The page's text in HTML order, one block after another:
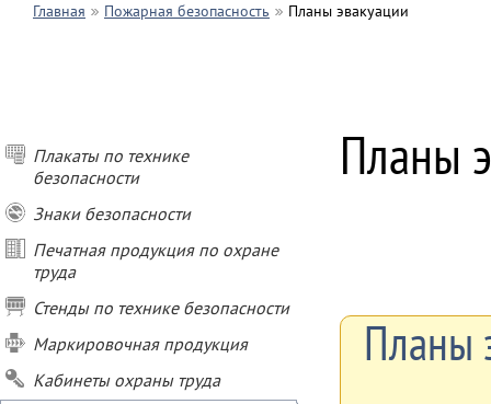
Главная Пожарная безопасность Планы эвакуации
Плакаты по технике
безопасности
Знаки безопасности
Печатная продукция по охране
труда
Стенды по технике безопасности
Маркировочная продукция
Кабинеты охраны труда
Планы
Планы